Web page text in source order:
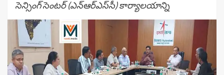
సెన్సింగ్ సెంటర్ (ఎన్‌ఆర్‌ఎస్‌సీ) కార్యాలయాన్ని